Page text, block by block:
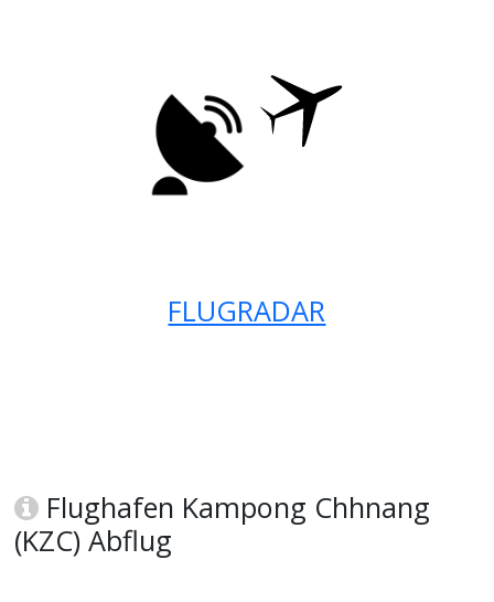
FLUGRADAR
Flughafen Kampong Chhnang
(KZC) Abflug